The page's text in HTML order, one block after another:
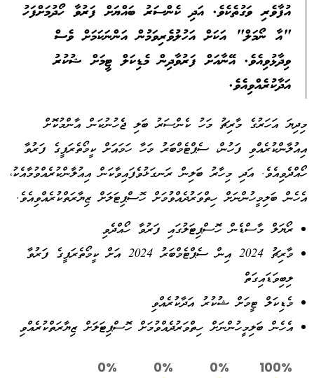
އުފާވެރި ވަގުތެކެވެ. އަދި ކެންސަރު ބައްޔަށް ފަރުވާ ހޯދުމަށްފަހު
"އާ ނޯމަލް" އަކަށް އަހުލުވެރިވަމުން އަންނަކަމަށް ވެސް
ވިދާޅުވިއެވެ. އޭނާއަށް ފަރުވާދިން މެޑިކަލް ޓީމަށް ޝުކުރު
އަދާކުރެއްވިއެވެ.
މިދިޔަ އަހަރުގެ މާރިޗު މަހު ކެންސަރު ބަލި ޖެހުނުކަން އާންމުކޮށް
އިއުލާންކުރެއްވި ފަހުން، ސެޕްޓެމްބަރު މަހާ ހަމައަށް ކީމޯތެރަޕީގެ ފަރުވާ
ހޯއްދެވިއެވެ. އަދި މިހާރު ބަލިން ރަނގަޅުވެފައިވާކަން އިއުލާންކުރެއްވުމާއެކު،
އެހެން ބަލިމީހުންނަށް ހިތްވަރުދެއްވުމަށް ހޮސްޕިޓަލަށް ޒިޔާރަތްކުރެއްވިއެވެ.
ރޯޔަލް މާސްޑެން ހޮސްޕިޓަލުގައި ފަރުވާ ހޯއްދެވި
މާރިޗު 2024 އިން ސެޕްޓެމްބަރު 2024 އަށް ކީމޯތެރަޕީގެ ފަރުވާ
ލިބިވަޑައިގަތް
މެޑިކަލް ޓީމަށް ޝުކުރު އަދާކުރެއްވި
އެހެން ބަލިމީހުންނަށް ހިތްވަރުދެއްވުމަށް ހޮސްޕިޓަލަށް ޒިޔާރަތްކުރެއްވި
100%
0%
0%
0%